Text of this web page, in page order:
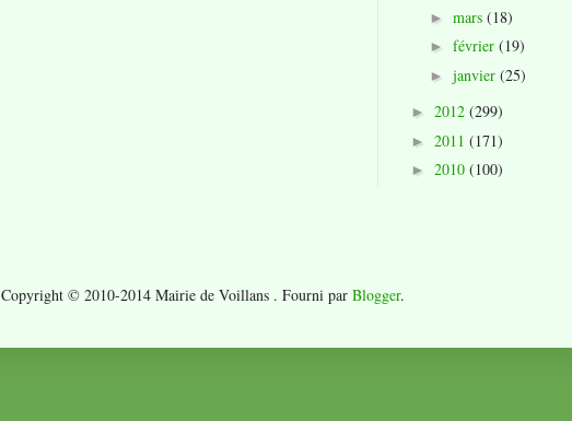
► mars (18)
► février (19)
► janvier (25)
► 2012 (299)
► 2011 (171)
► 2010 (100)
Copyright © 2010-2014 Mairie de Voillans . Fourni par Blogger.